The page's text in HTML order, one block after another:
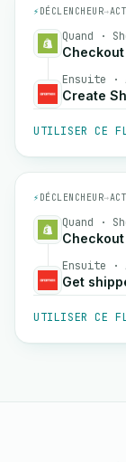
⚡ DÉCLENCHEUR→
Quand ·
Ensuite ·
Create
UTILISER CE
⚡ DÉCLENCHEUR→
Quand ·
Ensuite ·
Get
UTILISER CE